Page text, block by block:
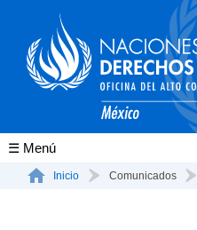
Conócenos
Inicio Comunicados